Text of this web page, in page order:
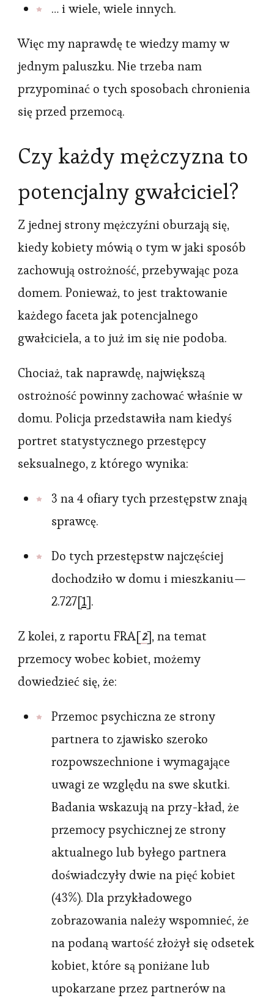
… i wiele, wiele innych.
Więc my naprawdę te wiedzy mamy w
jednym paluszku. Nie trzeba nam
przypominać o tych sposobach chronienia
się przed przemocą.
Czy każdy mężczyzna to
potencjalny gwałciciel?
Z jednej strony mężczyźni oburzają się,
kiedy kobiety mówią o tym w jaki sposób
zachowują ostrożność, przebywając poza
domem. Ponieważ, to jest traktowanie
każdego faceta jak potencjalnego
gwałciciela, a to już im się nie podoba.
Chociaż, tak naprawdę, największą
ostrożność powinny zachować właśnie w
domu. Policja przedstawiła nam kiedyś
portret statystycznego przestępcy
seksualnego, z którego wynika:
3 na 4 ofiary tych przestępstw znają
sprawcę.
Do tych przestępstw najczęściej
dochodziło w domu i mieszkaniu —
2.727[1].
Z kolei, z raportu FRA[2], na temat
przemocy wobec kobiet, możemy
dowiedzieć się, że:
Przemoc psychiczna ze strony
partnera to zjawisko szeroko
rozpowszechnione i wymagające
uwagi ze względu na swe skutki.
Badania wskazują na przy-kład, że
przemocy psychicznej ze strony
aktualnego lub byłego partnera
doświadczyły dwie na pięć kobiet
(43%). Dla przykładowego
zobrazowania należy wspomnieć, że
na podaną wartość złożył się odsetek
kobiet, które są poniżane lub
upokarzane przez partnerów na